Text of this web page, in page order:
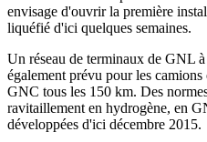
envisage d'ouvrir la première
liquéfié d'ici quelques semaines.
Un réseau de terminaux de GNL
également prévu pour les camions
GNC tous les 150 km. Des
ravitaillement en hydrogène, en
développées d'ici décembre 2015.